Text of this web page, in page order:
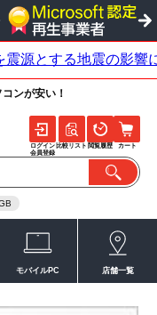
ンが安い！
ログイン
会員登録
比較リスト 閲覧履歴 カート
モバイルPC 店舗一覧